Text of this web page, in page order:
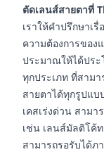
ตัดเลนส์สายตาที่
เราให้คำปรึกษาเ
ความต้องการขอ
ประมาณให้ได้ปร
ทุกประเภท ที่สาม
สายตาได้ทุกรูปแบ
เคสเร่งด่วน สาม
เช่น เลนส์มัลติโค้
สามารถรอรับได้ภ